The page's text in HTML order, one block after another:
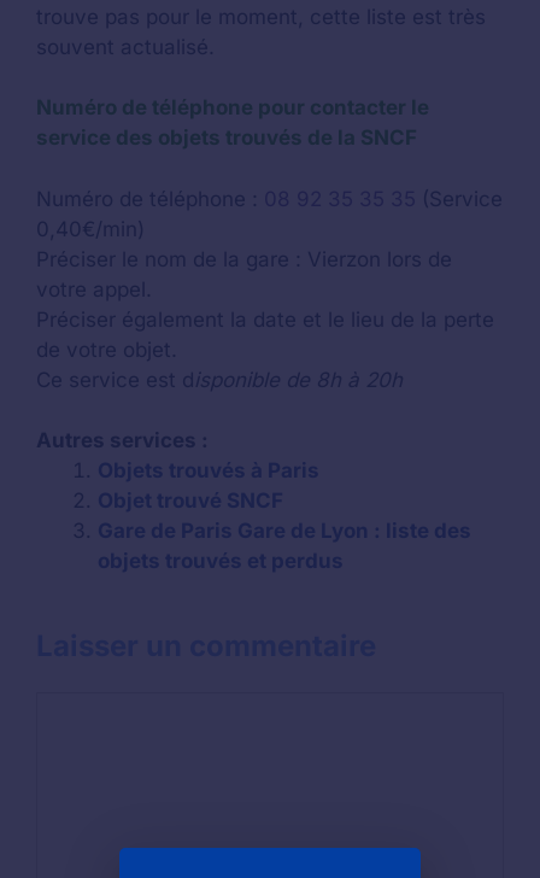
trouve pas pour le moment, cette liste est très
souvent actualisé.
Numéro de téléphone pour contacter le
service des objets trouvés de la SNCF
Numéro de téléphone :
(Service
0,40€/min)
Préciser le nom de la gare : Vierzon lors de
votre appel.
Préciser également la date et le lieu de la perte
de votre objet.
Ce service est disponible de 8h à 20h
Autres services :
Objets trouvés à Paris
Objet trouvé SNCF
Gare de Paris Gare de Lyon : liste des
objets trouvés et perdus